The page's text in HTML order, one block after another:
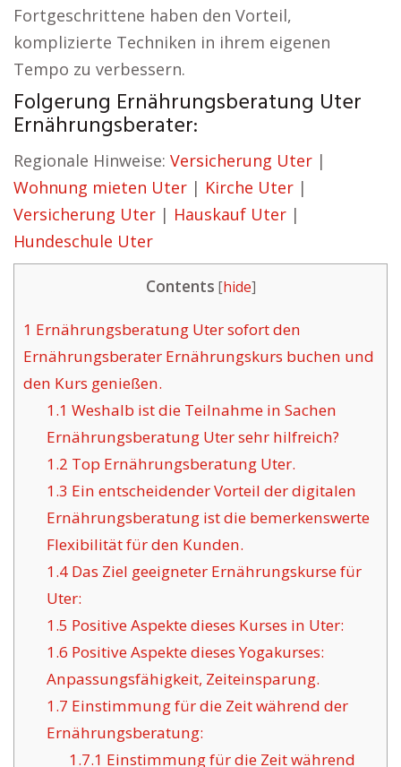
Fortgeschrittene haben den Vorteil,
komplizierte Techniken in ihrem eigenen
Tempo zu verbessern.
Folgerung Ernährungsberatung Uter
Ernährungsberater:
Regionale Hinweise: Versicherung Uter |
Wohnung mieten Uter | Kirche Uter |
Versicherung Uter | Hauskauf Uter |
Hundeschule Uter
Contents [hide]
1 Ernährungsberatung Uter sofort den
Ernährungsberater Ernährungskurs buchen und
den Kurs genießen.
1.1 Weshalb ist die Teilnahme in Sachen
Ernährungsberatung Uter sehr hilfreich?
1.2 Top Ernährungsberatung Uter.
1.3 Ein entscheidender Vorteil der digitalen
Ernährungsberatung ist die bemerkenswerte
Flexibilität für den Kunden.
1.4Das Ziel geeigneter Ernährungskurse für
Uter:
1.5 Positive Aspekte dieses Kurses in Uter:
1.6 Positive Aspekte dieses Yogakurses:
Anpassungsfähigkeit, Zeiteinsparung.
1.7 Einstimmung für die Zeit während der
Ernährungsberatung:
1.7.1 Einstimmung für die Zeit während